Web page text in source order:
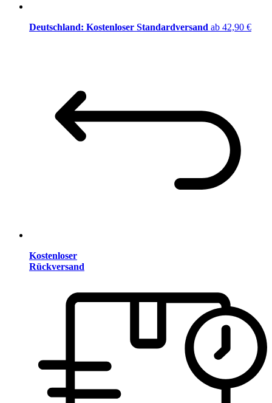
Deutschland: Kostenloser Standardversand ab 42,90 €
Kostenloser
Rückversand